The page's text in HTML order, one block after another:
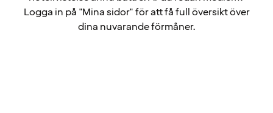
Logga in på "Mina sidor" för att få full översikt över
dina nuvarande förmåner.